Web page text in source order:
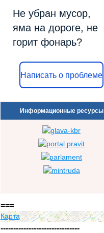
Не убран мусор,
яма на дороге, не
горит фонарь?
Написать о проблеме
Информационные ресурсы
===
Карта
-------------------------------